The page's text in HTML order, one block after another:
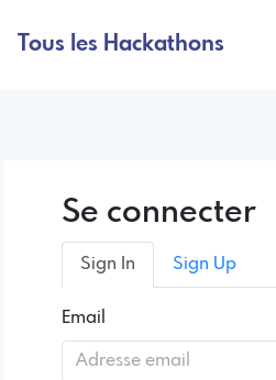
Tous les Hackathons
Se connecter
Sign In Sign Up
Email